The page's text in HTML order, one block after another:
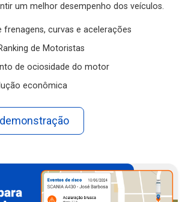
um melhor desempenho dos veículos.
frenagens, curvas e acelerações
de Motoristas
de ociosidade do motor
econômica